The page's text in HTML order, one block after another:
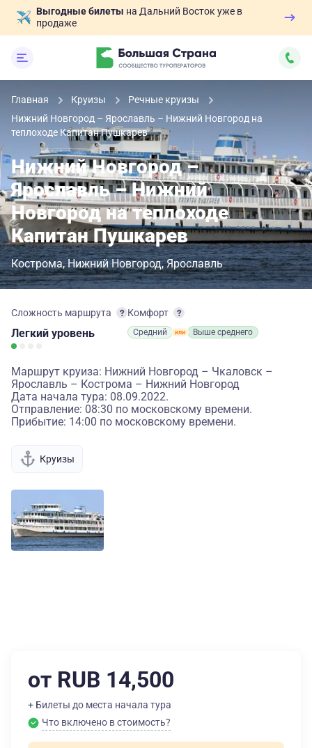
Выгодные билеты на Дальний Восток уже в
продаже
Главная Круизы
Речные круизы
Нижний Новгород – Ярославль – Нижний Новгород на
теплоходе Капитан Пушкарев
Нижний Новгород –
Ярославль – Нижний
Новгород на теплоходе
Капитан Пушкарев
Кострома Нижний Новгород Ярославль
Сложность маршрута
Легкий уровень
Комфорт
Средний Выше среднего
Маршрут круиза: Нижний Новгород – Чкаловск –
Ярославль – Кострома – Нижний Новгород
Дата начала тура: 08.09.2022.
Отправление: 08:30 по московскому времени.
Прибытие: 14:00 по московскому времени.
Круизы
от RUB 14,500
+ Билеты до места начала тура
Что включено в стоимость?